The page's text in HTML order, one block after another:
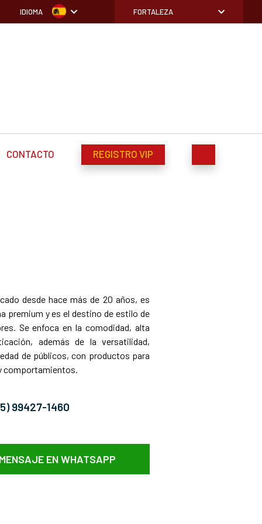
IDIOMA FORTALEZA
CONTACTO REGISTRO VIP
desde hace más de 20 años, es
premium y es el destino de estilo de
Se enfoca en la comodidad, alta
además de la versatilidad,
de públicos, con productos para
comportamientos.
99427-1460
EN WHATSAPP